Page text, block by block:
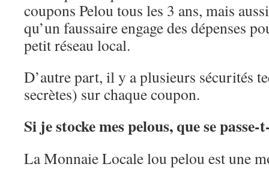
coupons Pelou tous les 3 ans, mais
qu’un faussaire engage des dépenses
petit réseau local.
D’autre part, il y a plusieurs sécurités
secrètes) sur chaque coupon.
Si je stocke mes pelous, que se
La Monnaie Locale lou pelou est une